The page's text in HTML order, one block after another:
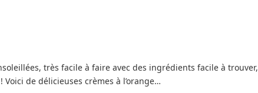
très facile à faire avec des ingrédients facile à trouver,
de délicieuses crèmes à l’orange…